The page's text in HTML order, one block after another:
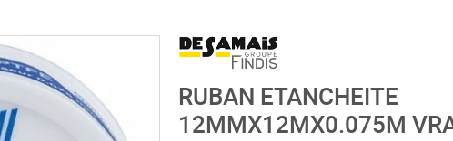
RUBAN ETANCHEITE
12MMX12MX0.075M